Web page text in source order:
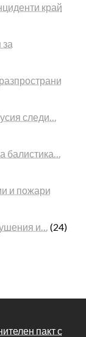
край
следи…
балистика…
и пожари
и… (24)
пакт с